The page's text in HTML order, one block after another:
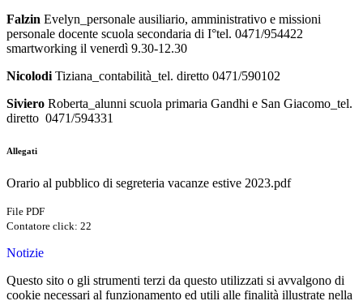
Falzin Evelyn_personale ausiliario, amministrativo e missioni
personale docente scuola secondaria di I°tel. 0471/954422
smartworking il venerdì 9.30-12.30
Nicolodi Tiziana_contabilità_tel. diretto 0471/590102
Siviero Roberta_alunni scuola primaria Gandhi e San Giacomo_tel.
diretto 0471/594331
Allegati
Orario al pubblico di segreteria vacanze estive 2023.pdf
File PDF
Contatore click: 22
Notizie
Questo sito o gli strumenti terzi da questo utilizzati si avvalgono di
cookie necessari al funzionamento ed utili alle finalità illustrate nella